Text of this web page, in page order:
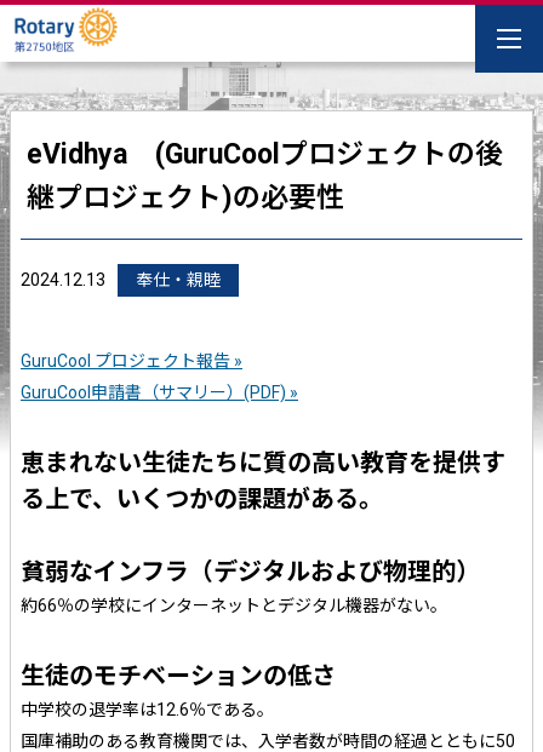
eVidhya (GuruCoolプロジェクトの後
継プロジェクト)の必要性
2024.12.13 奉仕・親睦
GuruCool プロジェクト報告 »
GuruCool申請書（サマリー）(PDF) »
恵まれない生徒たちに質の高い教育を提供す
る上で、いくつかの課題がある。
貧弱なインフラ（デジタルおよび物理的）
約66％の学校にインターネットとデジタル機器がない。
生徒のモチベーションの低さ
中学校の退学率は12.6％である。
国庫補助のある教育機関では、入学者数が時間の経過とともに50